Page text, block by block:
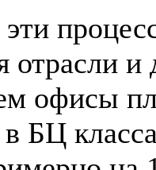
отрасли и
офисы
БЦ